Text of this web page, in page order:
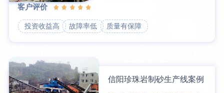
客户评价
投资收益高 故障率低 质量有保障
信阳珍珠岩制砂生产线案例